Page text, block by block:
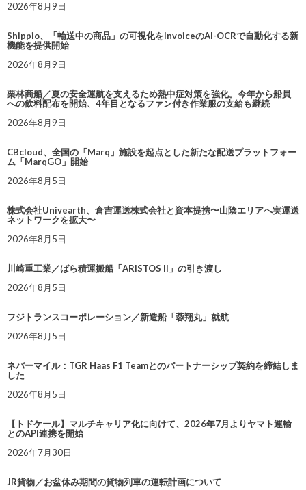
2026年8月9日
Shippio、「輸送中の商品」の可視化をInvoiceのAI-OCRで自動化する新
機能を提供開始
2026年8月9日
栗林商船／夏の安全運航を支えるため熱中症対策を強化。今年から船員
への飲料配布を開始、4年目となるファン付き作業服の支給も継続
2026年8月9日
CBcloud、全国の「Marq」施設を起点とした新たな配送プラットフォー
ム「MarqGO」開始
2026年8月5日
株式会社Univearth、倉吉運送株式会社と資本提携〜山陰エリアへ実運送
ネットワークを拡大〜
2026年8月5日
川崎重工業／ばら積運搬船「ARISTOS II」の引き渡し
2026年8月5日
フジトランスコーポレーション／新造船「蓉翔丸」就航
2026年8月5日
ネバーマイル：TGR Haas F1 Teamとのパートナーシップ契約を締結しま
した
2026年8月5日
【トドケール】マルチキャリア化に向けて、2026年7月よりヤマト運輸
とのAPI連携を開始
2026年7月30日
JR貨物／お盆休み期間の貨物列車の運転計画について